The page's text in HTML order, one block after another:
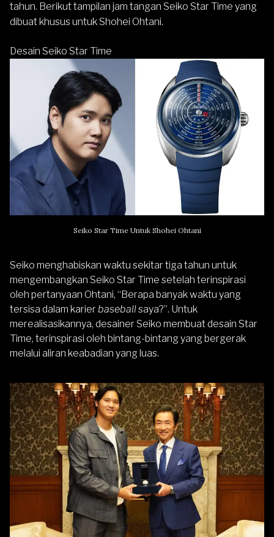
tahun. Berikut tampilan jam tangan Seiko Star Time yang
dibuat khusus untuk Shohei Ohtani.
Desain Seiko Star Time
Seiko Star Time Untuk Shohei Ohtani
Seiko menghabiskan waktu sekitar tiga tahun untuk
mengembangkan Seiko Star Time setelah terinspirasi
oleh pertanyaan Ohtani, “Berapa banyak waktu yang
tersisa dalam karier baseballsaya?”. Untuk
merealisasikannya, desainer Seiko membuat desain Star
Time, terinspirasi oleh bintang-bintang yang bergerak
melalui aliran keabadian yang luas.